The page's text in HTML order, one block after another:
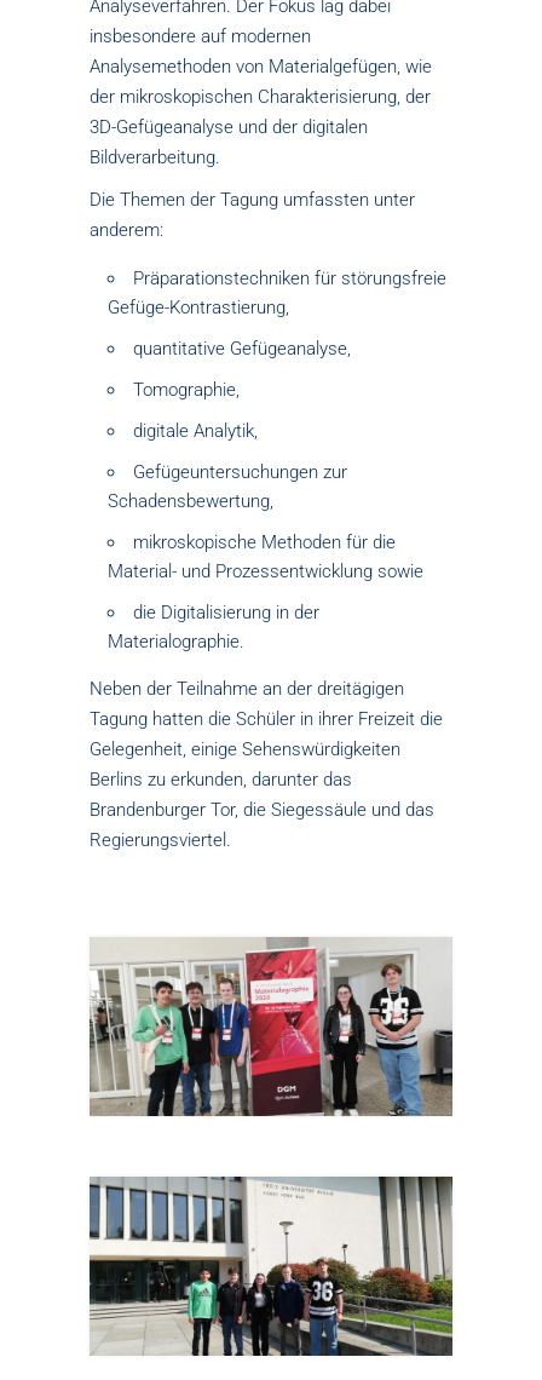
Analyseverfahren. Der Fokus lag dabei
insbesondere auf modernen
Analysemethoden von Materialgefügen, wie
der mikroskopischen Charakterisierung, der
3D-Gefügeanalyse und der digitalen
Bildverarbeitung.
Die Themen der Tagung umfassten unter
anderem:
Präparationstechniken für störungsfreie
Gefüge-Kontrastierung,
quantitative Gefügeanalyse,
Tomographie,
digitale Analytik,
Gefügeuntersuchungen zur
Schadensbewertung,
mikroskopische Methoden für die
Material- und Prozessentwicklung sowie
die Digitalisierung in der
Materialographie.
Neben der Teilnahme an der dreitägigen
Tagung hatten die Schüler in ihrer Freizeit die
Gelegenheit, einige Sehenswürdigkeiten
Berlins zu erkunden, darunter das
Brandenburger Tor, die Siegessäule und das
Regierungsviertel.